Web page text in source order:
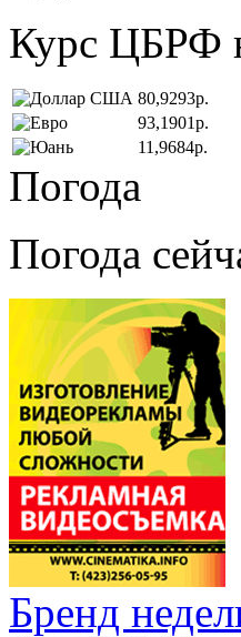
Курс ЦБРФ
80,9293р.
93,1901р.
11,9684р.
Погода
Погода
Бренд